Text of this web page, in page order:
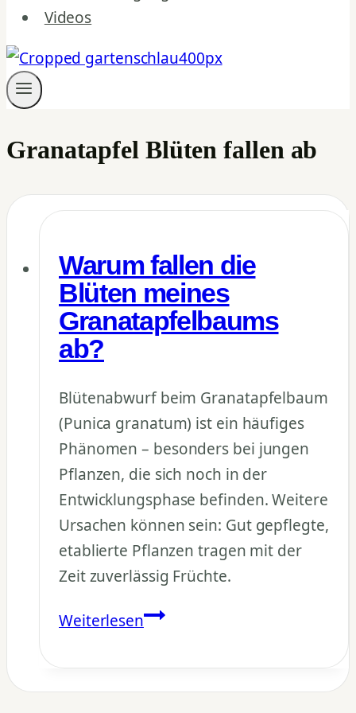
Videos
Granatapfel Blüten fallen ab
Warum fallen die
Blüten meines
Granatapfelbaums
ab?
Blütenabwurf beim Granatapfelbaum
(Punica granatum) ist ein häufiges
Phänomen – besonders bei jungen
Pflanzen, die sich noch in der
Entwicklungsphase befinden. Weitere
Ursachen können sein: Gut gepflegte,
etablierte Pflanzen tragen mit der
Zeit zuverlässig Früchte.
WeiterlesenWarum
die
Blüten